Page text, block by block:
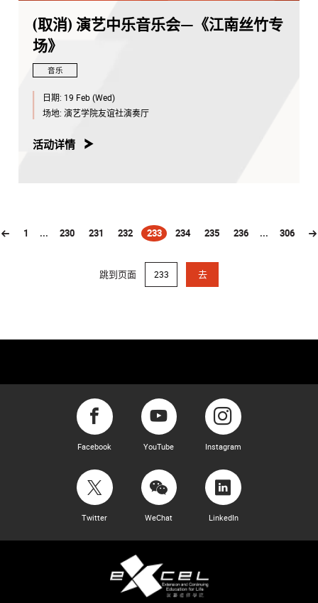
(取消) 演艺中乐音乐会—《江南丝竹专
场》
音乐
日期: 19 Feb (Wed)
场地: 演艺学院友谊社演奏厅
活动详情
1 ... 230 231 232 233
(current)234 235 236 ... 306
跳到页面 去
Facebook YouTube Instagram
Twitter WeChat LinkedIn